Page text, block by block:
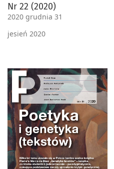
Nr 22 (2020)
2020 grudnia 31
jesień 2020